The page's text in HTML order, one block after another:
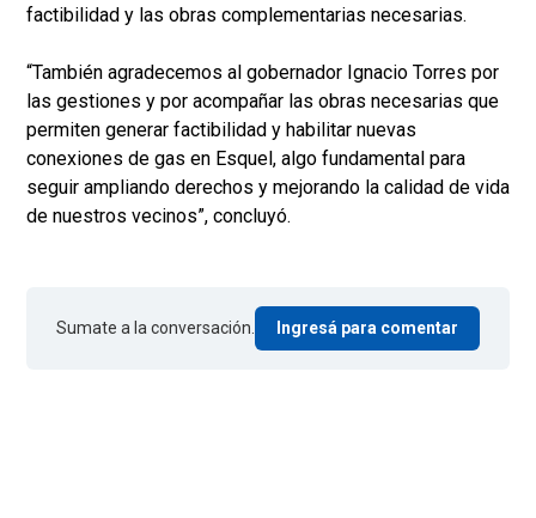
factibilidad y las obras complementarias necesarias.
“También agradecemos al gobernador Ignacio Torres por
las gestiones y por acompañar las obras necesarias que
permiten generar factibilidad y habilitar nuevas
conexiones de gas en Esquel, algo fundamental para
seguir ampliando derechos y mejorando la calidad de vida
de nuestros vecinos”, concluyó.
Sumate a la conversación. Ingresá para comentar